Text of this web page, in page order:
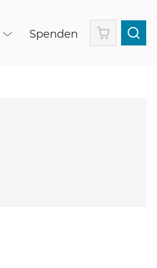
Spenden Warenkorb